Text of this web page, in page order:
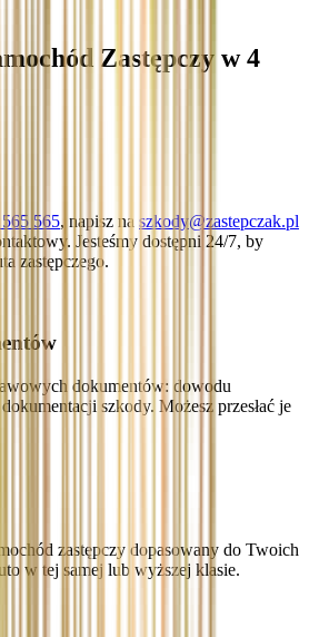
Zastępczy w 4
565, napisz na szkody@zastepczak.pl
Jesteśmy dostępni 24/7, by
zastępczego.
dokumentów: dowodu
szkody. Możesz przesłać je
zastępczy dopasowany do Twoich
w tej samej lub wyższej klasie.